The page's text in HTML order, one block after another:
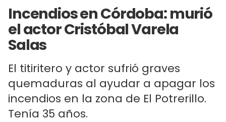
Incendios en Córdoba: murió
el actor Cristóbal Varela
Salas
El titiritero y actor sufrió graves
quemaduras al ayudar a apagar los
incendios en la zona de El Potrerillo.
Tenía 35 años.